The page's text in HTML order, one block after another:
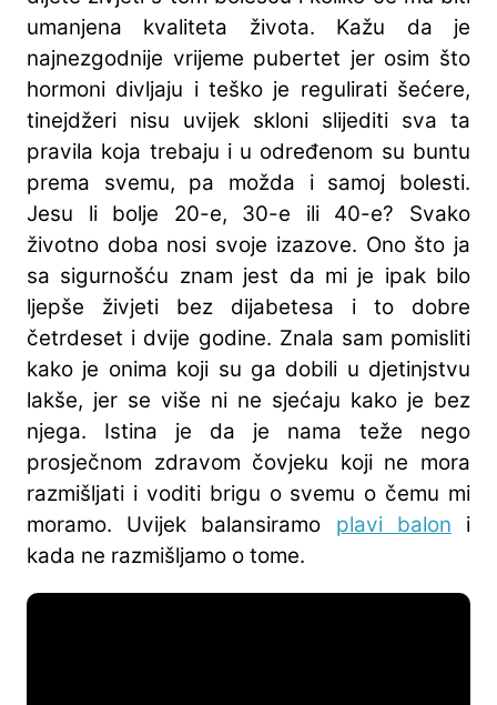
umanjena kvaliteta života. Kažu da je
najnezgodnije vrijeme pubertet jer osim što
hormoni divljaju i teško je regulirati šećere,
tinejdžeri nisu uvijek skloni slijediti sva ta
pravila koja trebaju i u određenom su buntu
prema svemu, pa možda i samoj bolesti.
Jesu li bolje 20-e, 30-e ili 40-e? Svako
životno doba nosi svoje izazove. Ono što ja
sa sigurnošću znam jest da mi je ipak bilo
ljepše živjeti bez dijabetesa i to dobre
četrdeset i dvije godine. Znala sam pomisliti
kako je onima koji su ga dobili u djetinjstvu
lakše, jer se više ni ne sjećaju kako je bez
njega. Istina je da je nama teže nego
prosječnom zdravom čovjeku koji ne mora
razmišljati i voditi brigu o svemu o čemu mi
moramo. Uvijek balansiramo plavi balon i
kada ne razmišljamo o tome.